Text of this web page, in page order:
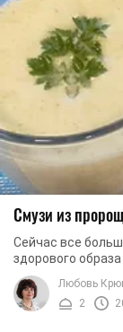
Смузи из
Сейчас все
здорового
им мы
Любовь
2